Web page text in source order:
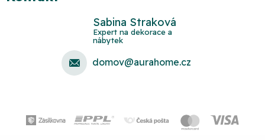
Sabina Straková
domov@aurahome.cz